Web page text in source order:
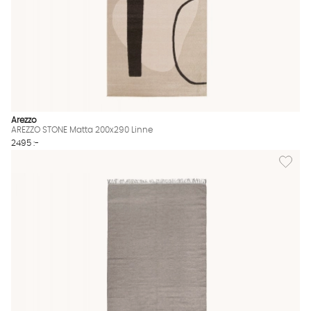
Arezzo
AREZZO STONE Matta 200x290 Linne
2495 :-
Lägg